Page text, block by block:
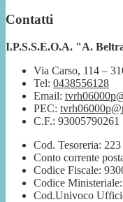
Contatti
I.P.S.S.E.O.A. "A.
Via Carso, 114 –
Tel: 0438556128
Email:
PEC:
C.F.: 93005790261
Cod. Tesoreria:
Conto corrente
Codice Fiscale:
Codice
Cod.Univoco